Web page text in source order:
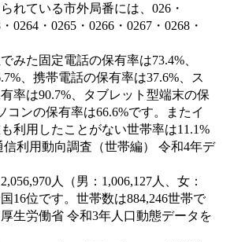
れている市外局番には、026・
0264・0265・0266・0267・0268・
みた固定電話の保有率は73.4%、
、携帯電話の保有率は37.6%、ス
率は90.7%、タブレット型端末の保
コンの保有率は66.6%です。またイ
利用したことがない世帯率は11.1%
利用動向調査（世帯編） 令和4年デ
人（男：1,006,127人、女：
16位です。世帯数は884,246世帯で
生労働省 令和3年人口動態データを